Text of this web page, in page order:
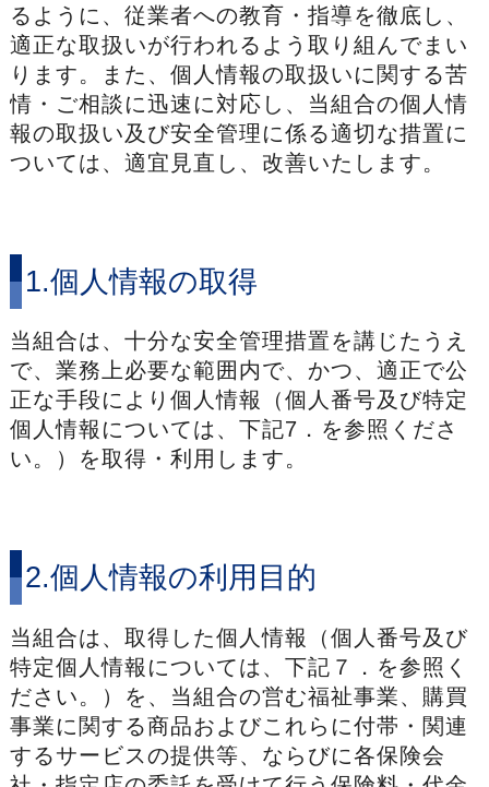
るように、従業者への教育・指導を徹底し、
適正な取扱いが行われるよう取り組んでまい
ります。また、個人情報の取扱いに関する苦
情・ご相談に迅速に対応し、当組合の個人情
報の取扱い及び安全管理に係る適切な措置に
ついては、適宜見直し、改善いたします。
1.個人情報の取得
当組合は、十分な安全管理措置を講じたうえ
で、業務上必要な範囲内で、かつ、適正で公
正な手段により個人情報（個人番号及び特定
個人情報については、下記7．を参照くださ
い。）を取得・利用します。
2.個人情報の利用目的
当組合は、取得した個人情報（個人番号及び
特定個人情報については、下記７．を参照く
ださい。）を、当組合の営む福祉事業、購買
事業に関する商品およびこれらに付帯・関連
するサービスの提供等、ならびに各保険会